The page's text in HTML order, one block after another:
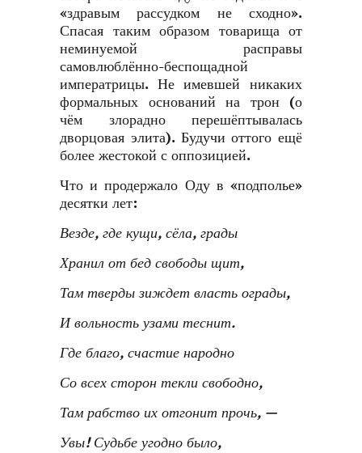
«здравым рассудком не сходно».
Спасая таким образом товарища от
неминуемой расправы
самовлюблённо-беспощадной
императрицы. Не имевшей никаких
формальных оснований на трон (о
чём злорадно перешёптывалась
дворцовая элита). Будучи оттого ещё
более жестокой с оппозицией.
Что и продержало Оду в «подполье»
десятки лет:
Везде, где кущи, сёла, грады
Хранил от бед свободы щит,
Там тверды зиждет власть ограды,
И вольность узами теснит.
Где благо, счастие народно
Со всех сторон текли свободно,
Там рабство их отгонит прочь, —
Увы! Судьбе угодно было,